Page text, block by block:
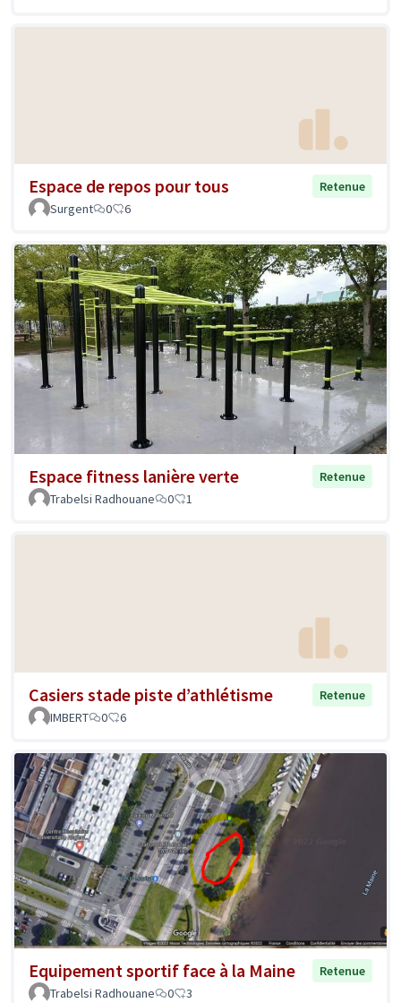
Espace de repos pour tous
Retenue
Surgent
0 6
Espace fitness lanière verte
Retenue
Trabelsi Radhouane
0 1
Casiers stade piste d’athlétisme
Retenue
IMBERT
0 6
Equipement sportif face à la Maine
Retenue
Trabelsi Radhouane
0 3